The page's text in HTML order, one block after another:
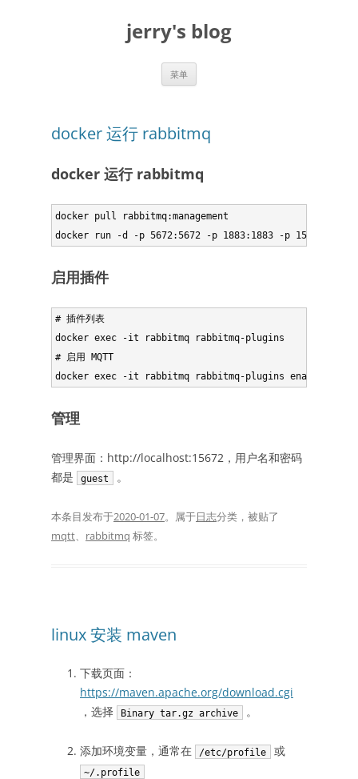
jerry's blog
菜单
docker 运行 rabbitmq
docker 运行 rabbitmq
docker pull rabbitmq:management
启用插件
# 插件列表
docker exec -it rabbitmq rabbitmq-plugins
# 启用 MQTT
管理
管理界面：http://localhost:15672，用户名和密码
都是
guest 。
本条目发布于2020-01-07。属于日志分类，被贴了
mqtt、 rabbitmq 标签。
linux 安装 maven
下载页面：
https://maven.apache.org/download.cgi
，选择
Binary tar.gz archive 。
添加环境变量，通常在 /etc/profile 或
~/.profile